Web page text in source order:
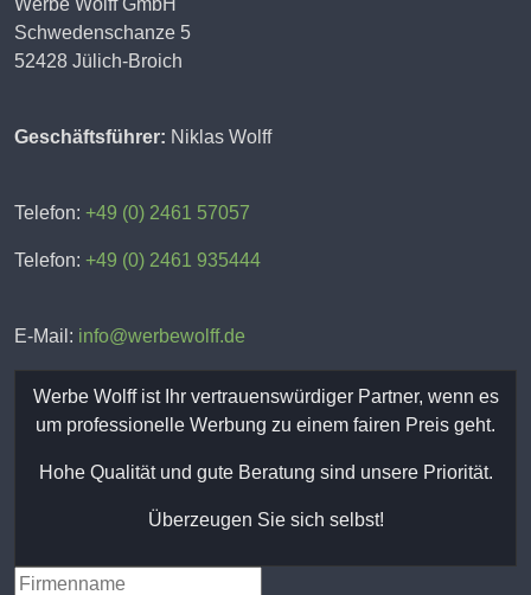
Schwedenschanze 5
52428 Jülich-Broich
Geschäftsführer: Niklas Wolff
Telefon: +49 (0) 2461 57057
Telefon: +49 (0) 2461 935444
E-Mail: info@werbewolff.de
Werbe Wolff ist Ihr vertrauenswürdiger Partner, wenn es
um professionelle Werbung zu einem fairen Preis geht.
Hohe Qualität und gute Beratung sind unsere Priorität.
Überzeugen Sie sich selbst!